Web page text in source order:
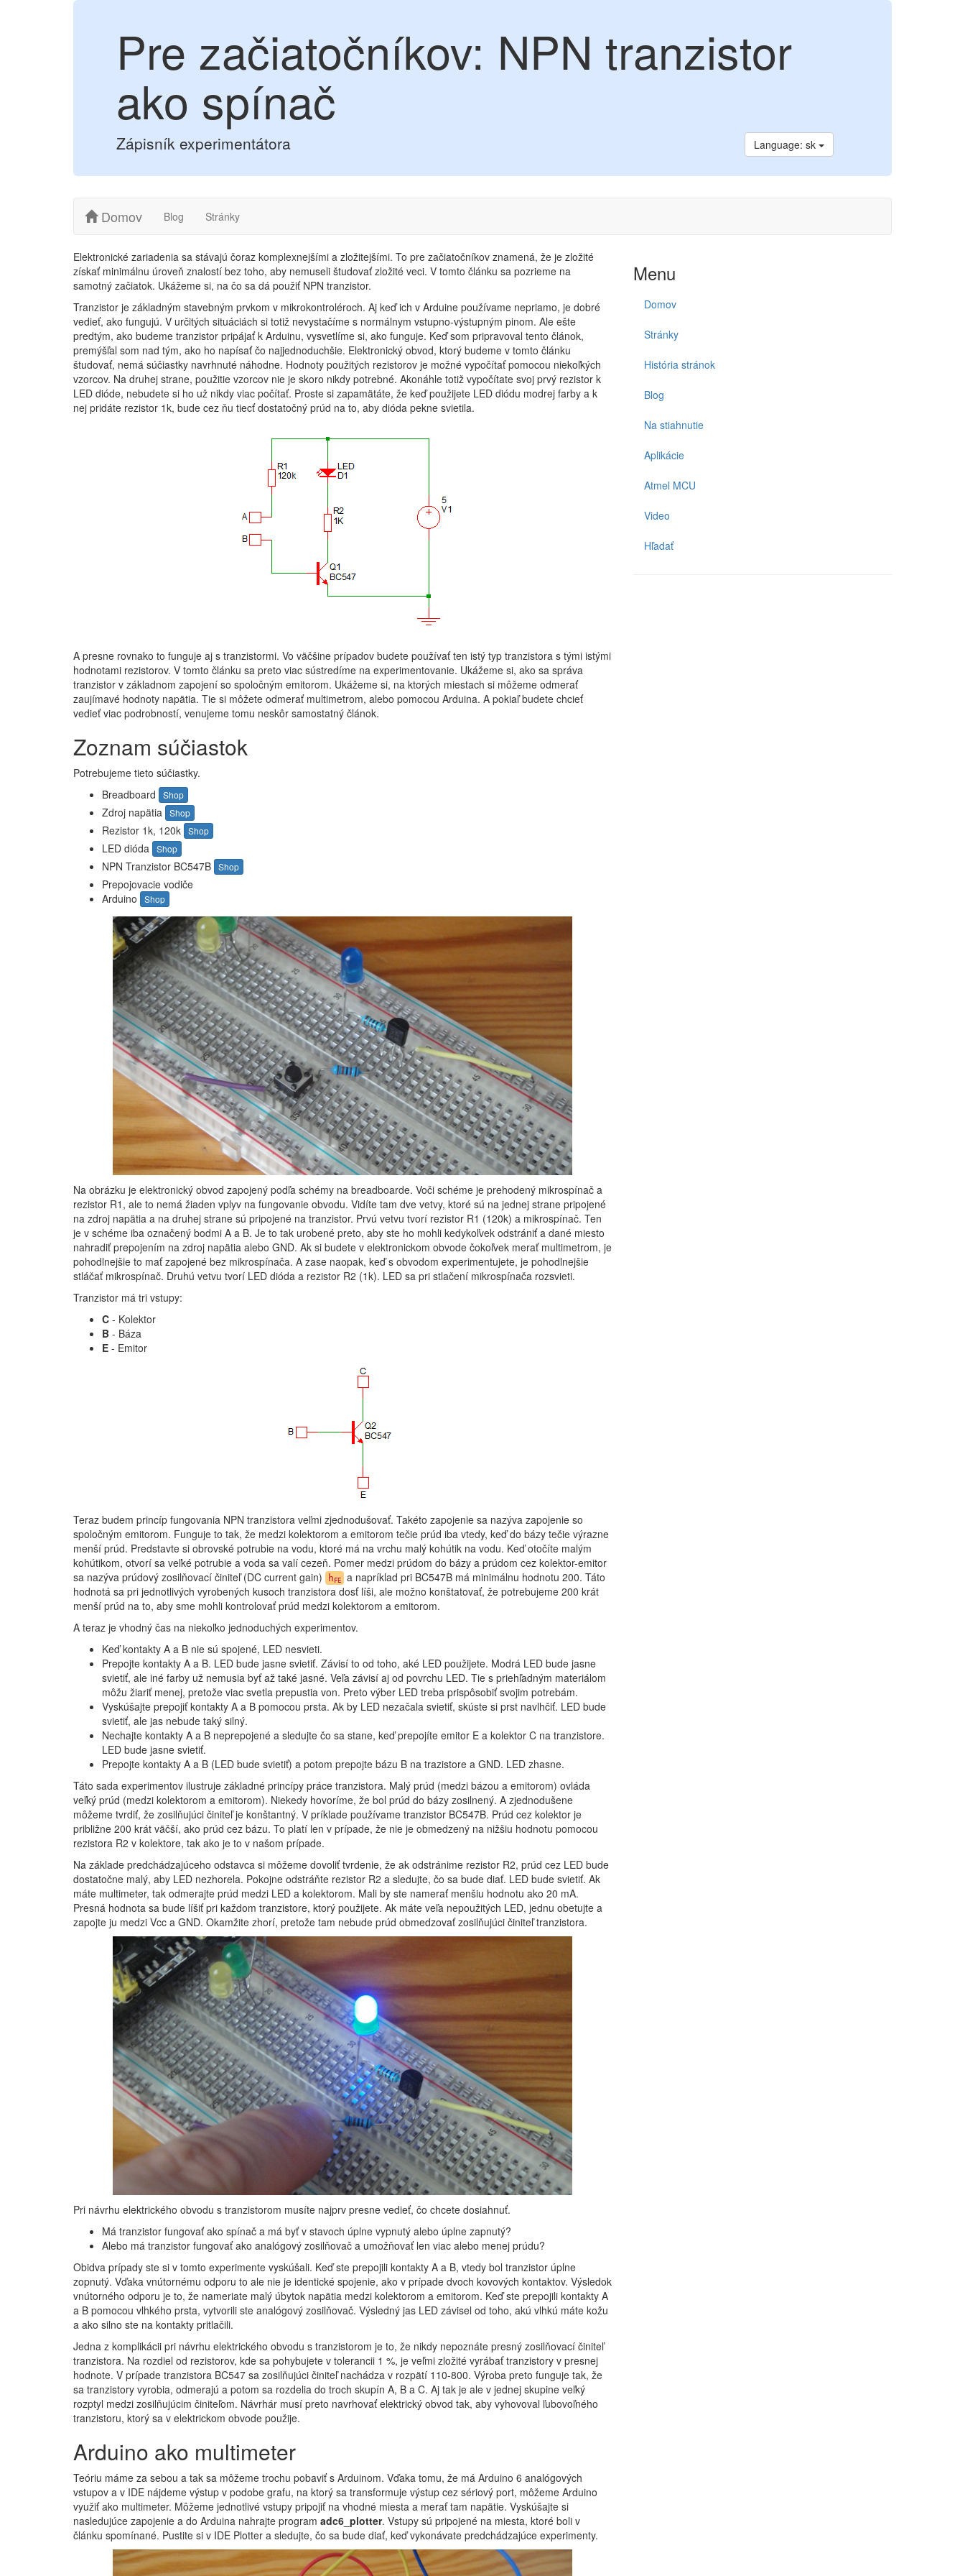
Pre začiatočníkov: NPN tranzistor
ako spínač
Zápisník experimentátora Language: sk
Domov Blog Stránky
Elektronické zariadenia sa stávajú čoraz komplexnejšími a zložitejšími. To pre začiatočníkov znamená, že je zložité
získať minimálnu úroveň znalostí bez toho, aby nemuseli študovať zložité veci. V tomto článku sa pozrieme na
samotný začiatok. Ukážeme si, na čo sa dá použiť NPN tranzistor.
Tranzistor je základným stavebným prvkom v mikrokontroléroch. Aj keď ich v Arduine používame nepriamo, je dobré
vedieť, ako fungujú. V určitých situáciách si totiž nevystačíme s normálnym vstupno-výstupným pinom. Ale ešte
predtým, ako budeme tranzistor pripájať k Arduinu, vysvetlíme si, ako funguje. Keď som pripravoval tento článok,
premýšľal som nad tým, ako ho napísať čo najjednoduchšie. Elektronický obvod, ktorý budeme v tomto článku
študovať, nemá súčiastky navrhnuté náhodne. Hodnoty použitých rezistorov je možné vypočítať pomocou niekoľkých
vzorcov. Na druhej strane, použitie vzorcov nie je skoro nikdy potrebné. Akonáhle totiž vypočítate svoj prvý rezistor k
LED dióde, nebudete si ho už nikdy viac počítať. Proste si zapamätáte, že keď použijete LED diódu modrej farby a k
nej pridáte rezistor 1k, bude cez ňu tiecť dostatočný prúd na to, aby dióda pekne svietila.
A presne rovnako to funguje aj s tranzistormi. Vo väčšine prípadov budete používať ten istý typ tranzistora s tými istými
hodnotami rezistorov. V tomto článku sa preto viac sústredíme na experimentovanie. Ukážeme si, ako sa správa
tranzistor v základnom zapojení so spoločným emitorom. Ukážeme si, na ktorých miestach si môžeme odmerať
zaujímavé hodnoty napätia. Tie si môžete odmerať multimetrom, alebo pomocou Arduina. A pokiaľ budete chcieť
vedieť viac podrobností, venujeme tomu neskôr samostatný článok.
Zoznam súčiastok
Potrebujeme tieto súčiastky.
Breadboard
Shop
Zdroj napätia Shop
Rezistor 1k, 120k Shop
LED dióda Shop
NPN Tranzistor BC547B Shop
Prepojovacie vodiče
Arduino
Shop
Na obrázku je elektronický obvod zapojený podľa schémy na breadboarde. Voči schéme je prehodený mikrospínač a
rezistor R1, ale to nemá žiaden vplyv na fungovanie obvodu. Vidíte tam dve vetvy, ktoré sú na jednej strane pripojené
na zdroj napätia a na druhej strane sú pripojené na tranzistor. Prvú vetvu tvorí rezistor R1 (120k) a mikrospínač. Ten
je v schéme iba označený bodmi A a B. Je to tak urobené preto, aby ste ho mohli kedykoľvek odstrániť a dané miesto
nahradiť prepojením na zdroj napätia alebo GND. Ak si budete v elektronickom obvode čokoľvek merať multimetrom, je
pohodlnejšie to mať zapojené bez mikrospínača. A zase naopak, keď s obvodom experimentujete, je pohodlnejšie
stláčať mikrospínač. Druhú vetvu tvorí LED dióda a rezistor R2 (1k). LED sa pri stlačení mikrospínača rozsvieti.
Tranzistor má tri vstupy:
C - Kolektor
B - Báza
E - Emitor
Teraz budem princíp fungovania NPN tranzistora veľmi zjednodušovať. Takéto zapojenie sa nazýva zapojenie so
spoločným emitorom. Funguje to tak, že medzi kolektorom a emitorom tečie prúd iba vtedy, keď do bázy tečie výrazne
menší prúd. Predstavte si obrovské potrubie na vodu, ktoré má na vrchu malý kohútik na vodu. Keď otočíte malým
kohútikom, otvorí sa veľké potrubie a voda sa valí cezeň. Pomer medzi prúdom do bázy a prúdom cez kolektor-emitor
sa nazýva prúdový zosilňovací činiteľ (DC current gain)
h FE
a napríklad pri BC547B má minimálnu hodnotu 200. Táto
hodnotá sa pri jednotlivých vyrobených kusoch tranzistora dosť líši, ale možno konštatovať, že potrebujeme 200 krát
menší prúd na to, aby sme mohli kontrolovať prúd medzi kolektorom a emitorom.
A teraz je vhodný čas na niekoľko jednoduchých experimentov.
Keď kontakty A a B nie sú spojené, LED nesvieti.
Prepojte kontakty A a B. LED bude jasne svietiť. Závisí to od toho, aké LED použijete. Modrá LED bude jasne
svietiť, ale iné farby už nemusia byť až také jasné. Veľa závisí aj od povrchu LED. Tie s priehľadným materiálom
môžu žiariť menej, pretože viac svetla prepustia von. Preto výber LED treba prispôsobiť svojim potrebám.
Vyskúšajte prepojiť kontakty A a B pomocou prsta. Ak by LED nezačala svietiť, skúste si prst navlhčiť. LED bude
svietiť, ale jas nebude taký silný.
Nechajte kontakty A a B neprepojené a sledujte čo sa stane, keď prepojíte emitor E a kolektor C na tranzistore.
LED bude jasne svietiť.
Prepojte kontakty A a B (LED bude svietiť) a potom prepojte bázu B na trazistore a GND. LED zhasne.
Táto sada experimentov ilustruje základné princípy práce tranzistora. Malý prúd (medzi bázou a emitorom) ovláda
veľký prúd (medzi kolektorom a emitorom). Niekedy hovoríme, že bol prúd do bázy zosilnený. A zjednodušene
môžeme tvrdiť, že zosilňujúci činiteľ je konštantný. V príklade používame tranzistor BC547B. Prúd cez kolektor je
približne 200 krát väčší, ako prúd cez bázu. To platí len v prípade, že nie je obmedzený na nižšiu hodnotu pomocou
rezistora R2 v kolektore, tak ako je to v našom prípade.
Na základe predchádzajúceho odstavca si môžeme dovoliť tvrdenie, že ak odstránime rezistor R2, prúd cez LED bude
dostatočne malý, aby LED nezhorela. Pokojne odstráňte rezistor R2 a sledujte, čo sa bude diať. LED bude svietiť. Ak
máte multimeter, tak odmerajte prúd medzi LED a kolektorom. Mali by ste namerať menšiu hodnotu ako 20 mA.
Presná hodnota sa bude líšiť pri každom tranzistore, ktorý použijete. Ak máte veľa nepoužitých LED, jednu obetujte a
zapojte ju medzi Vcc a GND. Okamžite zhorí, pretože tam nebude prúd obmedzovať zosilňujúci činiteľ tranzistora.
Pri návrhu elektrického obvodu s tranzistorom musíte najprv presne vedieť, čo chcete dosiahnuť.
Má tranzistor fungovať ako spínač a má byť v stavoch úplne vypnutý alebo úplne zapnutý?
Alebo má tranzistor fungovať ako analógový zosilňovač a umožňovať len viac alebo menej prúdu?
Obidva prípady ste si v tomto experimente vyskúšali. Keď ste prepojili kontakty A a B, vtedy bol tranzistor úplne
zopnutý. Vďaka vnútornému odporu to ale nie je identické spojenie, ako v prípade dvoch kovových kontaktov. Výsledok
vnútorného odporu je to, že nameriate malý úbytok napätia medzi kolektorom a emitorom. Keď ste prepojili kontakty A
a B pomocou vlhkého prsta, vytvorili ste analógový zosilňovač. Výsledný jas LED závisel od toho, akú vlhkú máte kožu
a ako silno ste na kontakty pritlačili.
Jedna z komplikácii pri návrhu elektrického obvodu s tranzistorom je to, že nikdy nepoznáte presný zosilňovací činiteľ
tranzistora. Na rozdiel od rezistorov, kde sa pohybujete v tolerancii 1 %, je veľmi zložité vyrábať tranzistory v presnej
hodnote. V prípade tranzistora BC547 sa zosilňujúci činiteľ nachádza v rozpätí 110-800. Výroba preto funguje tak, že
sa tranzistory vyrobia, odmerajú a potom sa rozdelia do troch skupín A, B a C. Aj tak je ale v jednej skupine veľký
rozptyl medzi zosilňujúcim činiteľom. Návrhár musí preto navrhovať elektrický obvod tak, aby vyhovoval ľubovoľného
tranzistoru, ktorý sa v elektrickom obvode použije.
Arduino ako multimeter
Teóriu máme za sebou a tak sa môžeme trochu pobaviť s Arduinom. Vďaka tomu, že má Arduino 6 analógových
vstupov a v IDE nájdeme výstup v podobe grafu, na ktorý sa transformuje výstup cez sériový port, môžeme Arduino
využiť ako multimeter. Môžeme jednotlivé vstupy pripojiť na vhodné miesta a merať tam napätie. Vyskúšajte si
nasledujúce zapojenie a do Arduina nahrajte program adc6_plotter. Vstupy sú pripojené na miesta, ktoré boli v
článku spomínané. Pustite si v IDE Plotter a sledujte, čo sa bude diať, keď vykonávate predchádzajúce experimenty.
Menu
Domov
Stránky
História stránok
Blog
Na stiahnutie
Aplikácie
Atmel MCU
Video
Hľadať